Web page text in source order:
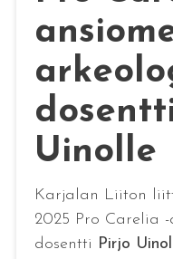
Uinolle
Karjalan Liiton
2025 Pro Carelia
dosentti Pirjo